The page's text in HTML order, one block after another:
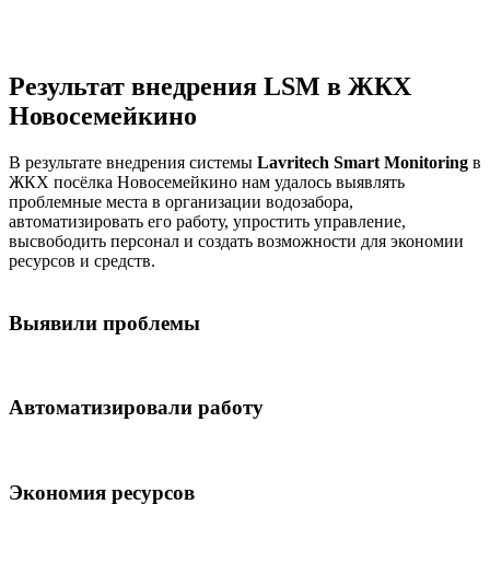
Результат внедрения LSM в ЖКХ
Новосемейкино
В результате внедрения системы Lavritech Smart Monitoring в
ЖКХ посёлка Новосемейкино нам удалось выявлять
проблемные места в организации водозабора,
автоматизировать его работу, упростить управление,
высвободить персонал и создать возможности для экономии
ресурсов и средств.
Выявили проблемы
Автоматизировали работу
Экономия ресурсов